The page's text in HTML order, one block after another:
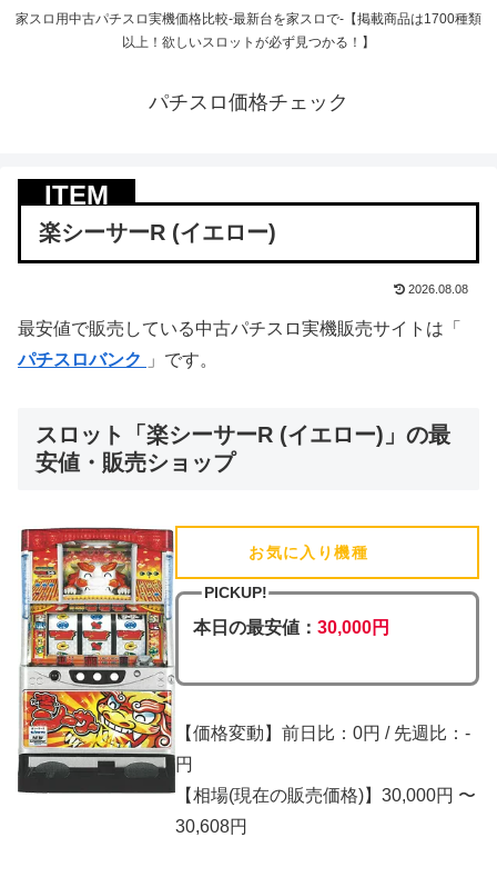
家スロ用中古パチスロ実機価格比較-最新台を家スロで-【掲載商品は1700種類
以上！欲しいスロットが必ず見つかる！】
パチスロ価格チェック
楽シーサーR (イエロー)
2026.08.08
最安値で販売している中古パチスロ実機販売サイトは「
パチスロバンク
」です。
スロット「楽シーサーR (イエロー)」の最
安値・販売ショップ
お気に入り機種
PICKUP!
本日の最安値：30,000円
【価格変動】前日比：0円 / 先週比：-
円
【相場(現在の販売価格)】30,000円 〜
30,608円